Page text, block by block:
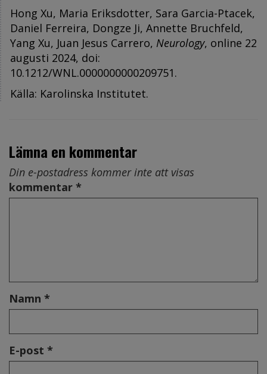
Hong Xu, Maria Eriksdotter, Sara Garcia-Ptacek,
Daniel Ferreira, Dongze Ji, Annette Bruchfeld,
Yang Xu, Juan Jesus Carrero, Neurology, online 22
augusti 2024, doi:
10.1212/WNL.0000000000209751.
Källa: Karolinska Institutet.
Lämna en kommentar
Din e-postadress kommer inte att visas
kommentar *
Namn *
E-post *